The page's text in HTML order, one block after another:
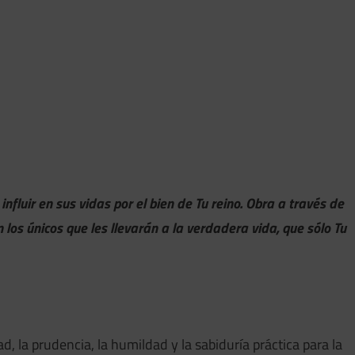
en sus vidas por el bien de Tu reino. Obra a través de
únicos que les llevarán a la verdadera vida, que sólo Tu
la prudencia, la humildad y la sabiduría práctica para la